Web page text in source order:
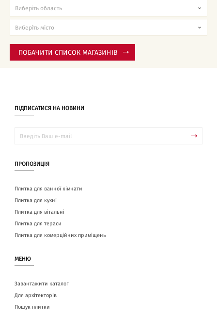
ПОБАЧИТИ СПИСОК МАГАЗИНІВ
ПІДПИСАТИСЯ НА НОВИНИ
ПРОПОЗИЦІЯ
Плитка для ванної кімнати
Плитка для кухні
Плитка для вітальні
Плитка для тераси
Плитка для комерційних приміщень
МЕНЮ
Завантажити каталог
Для архітекторів
Пошук плитки